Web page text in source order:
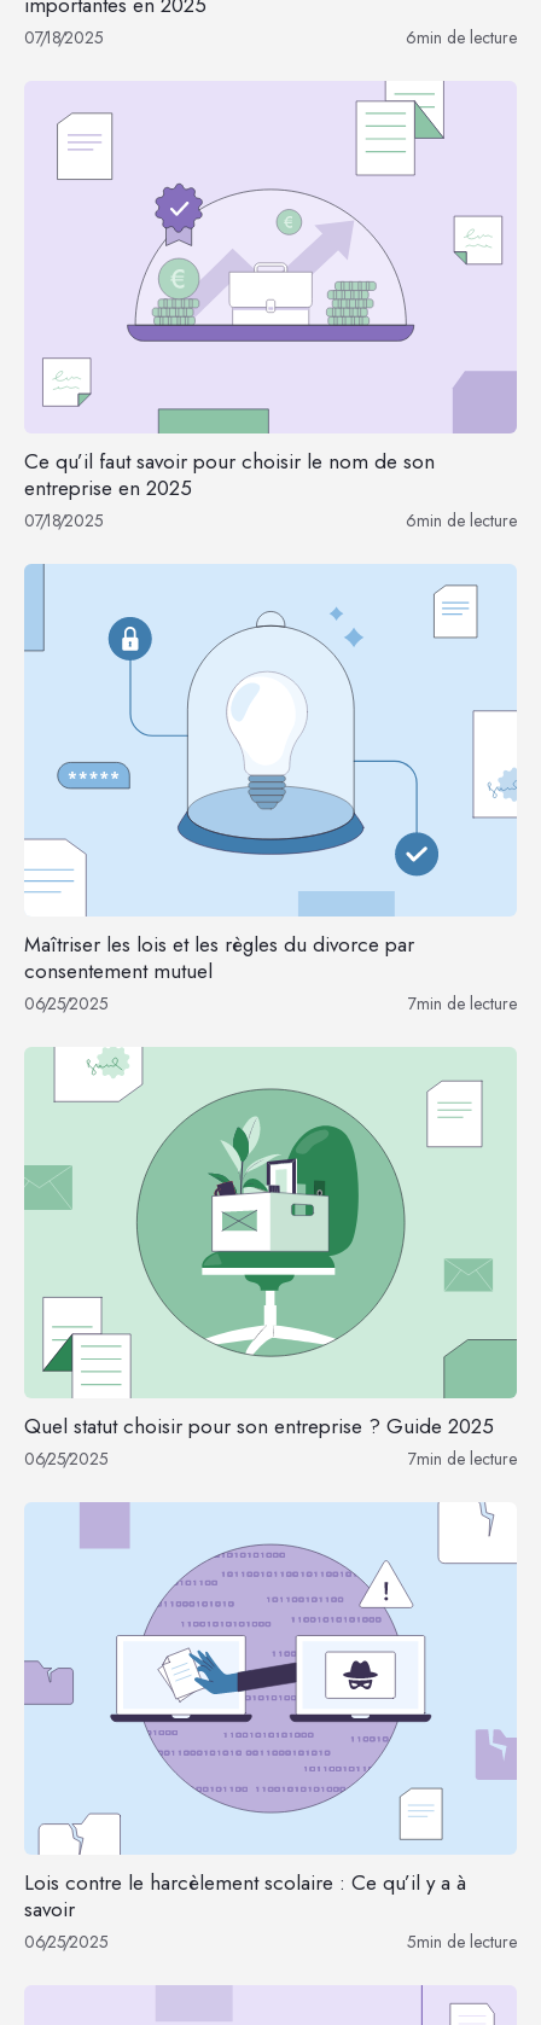
07/18/2025 6min de lecture
Ce qu’il faut savoir pour choisir le nom de son
entreprise en 2025
07/18/2025 6min de lecture
Maîtriser les lois et les règles du divorce par
consentement mutuel
06/25/2025 7min de lecture
Quel statut choisir pour son entreprise ? Guide 2025
06/25/2025 7min de lecture
Lois contre le harcèlement scolaire : Ce qu’il y a à
savoir
06/25/2025 5min de lecture